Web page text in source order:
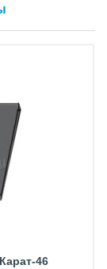
46